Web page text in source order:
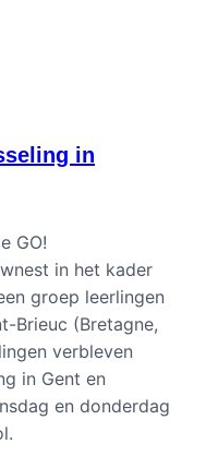
in
GO!
in het kader
groep leerlingen
Brieuc (Bretagne,
verbleven
in Gent en
en donderdag